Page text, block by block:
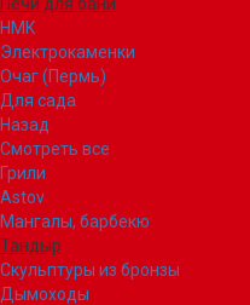
НМК
Электрокаменки
Очаг (Пермь)
Для сада
Назад
Смотреть все
Грили
Astov
Мангалы, барбекю
Тандыр
Скульптуры из бронзы
Дымоходы